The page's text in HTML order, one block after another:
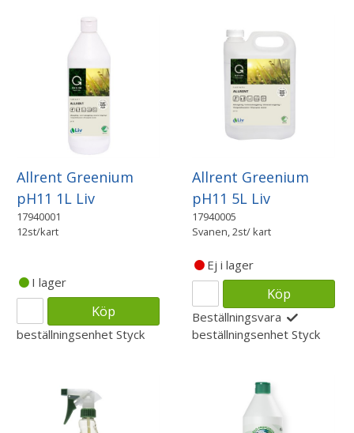
Allrent Greenium
pH11 1L Liv
17940001
12st/kart
I lager
Köp
beställningsenhet Styck
Allrent Greenium
pH11 5L Liv
17940005
Svanen, 2st/ kart
Ej i lager
Köp
Beställningsvara
beställningsenhet Styck